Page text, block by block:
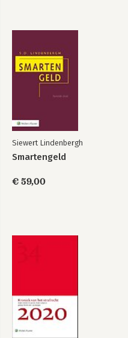
10 Cultuur naast structuur:
11 Conclusie – Lage
Siewert Lindenbergh
Smartengeld
€ 59,00